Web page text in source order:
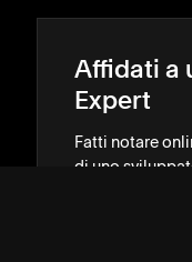
Affidati a
Expert
Fatti notare
di uno